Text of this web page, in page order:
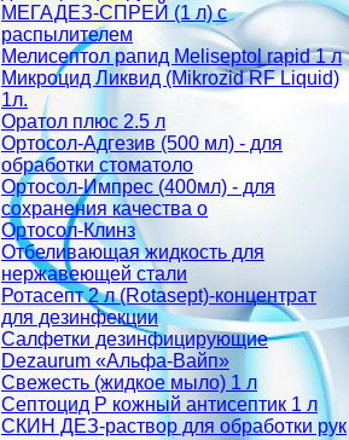
МЕГАДЕЗ-СПРЕЙ (1 л) с
распылителем
Мелисептол рапид Meliseptol rapid 1 л
Микроцид Ликвид (Mikrozid RF Liquid)
1л.
Оратол плюс 2.5 л
Ортосол-Адгезив (500 мл) - для
обработки стоматоло
Ортосол-Импрес (400мл) - для
сохранения качества о
Ортосол-Клинз
Отбеливающая жидкость для
нержавеющей стали
Ротасепт 2 л (Rotasept)-концентрат
для дезинфекции
Салфетки дезинфицирующие
Dezaurum «Альфа-Вайп»
Свежесть (жидкое мыло) 1 л
Септоцид Р кожный антисептик 1 л
СКИН ДЕЗ-раствор для обработки рук